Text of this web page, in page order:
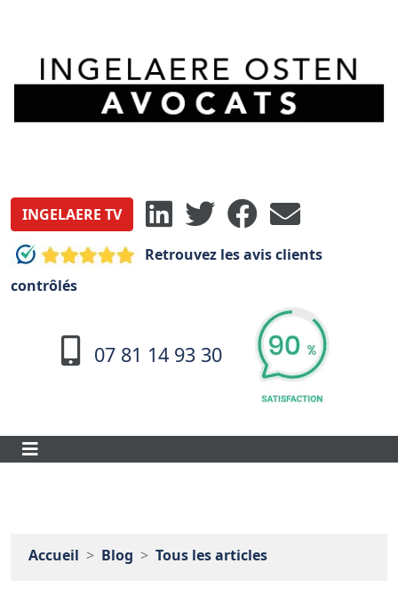
INGELAERE TV
Retrouvez les avis clients
contrôlés
07 81 14 93 30
Accueil Blog Tous les articles